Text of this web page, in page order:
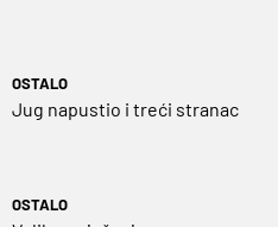
OSTALO
Jug napustio i treći stranac
OSTALO